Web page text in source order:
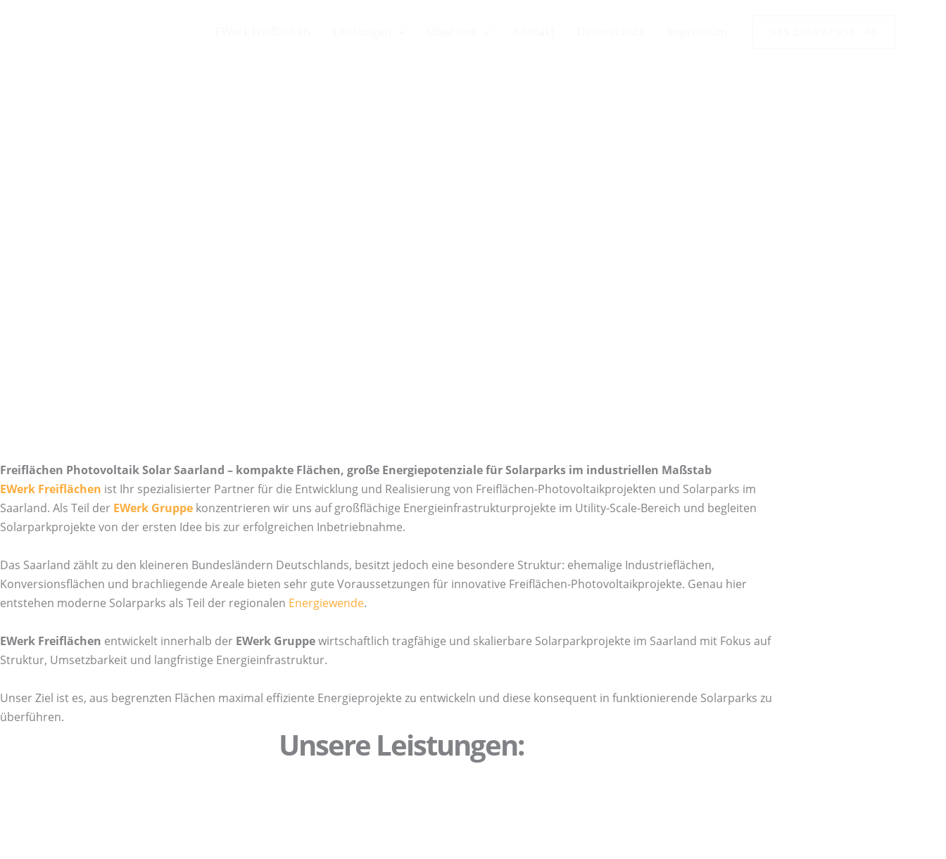
Freiflächen Photovoltaik Solar Saarland – kompakte Flächen, große Energiepotenziale für Solarparks im industriellen Maßstab
EWerk Freiflächen ist Ihr spezialisierter Partner für die Entwicklung und Realisierung von Freiflächen-Photovoltaikprojekten und Solarparks im
Saarland. Als Teil der EWerk Gruppe konzentrieren wir uns auf großflächige Energieinfrastrukturprojekte im Utility-Scale-Bereich und begleiten
Solarparkprojekte von der ersten Idee bis zur erfolgreichen Inbetriebnahme.
Das Saarland zählt zu den kleineren Bundesländern Deutschlands, besitzt jedoch eine besondere Struktur: ehemalige Industrieflächen,
Konversionsflächen und brachliegende Areale bieten sehr gute Voraussetzungen für innovative Freiflächen-Photovoltaikprojekte. Genau hier
entstehen moderne Solarparks als Teil der regionalen Energiewende.
EWerk Freiflächen entwickelt innerhalb der EWerk Gruppewirtschaftlich tragfähige und skalierbare Solarparkprojekte im Saarland mit Fokus auf
Struktur, Umsetzbarkeit und langfristige Energieinfrastruktur.
Unser Ziel ist es, aus begrenzten Flächen maximal effiziente Energieprojekte zu entwickeln und diese konsequent in funktionierende Solarparks zu
überführen.
Unsere Leistungen: